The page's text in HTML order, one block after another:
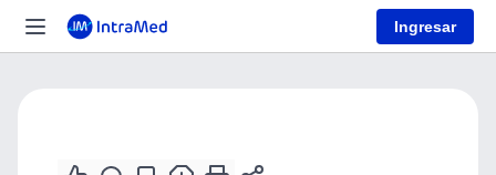
Ingresar